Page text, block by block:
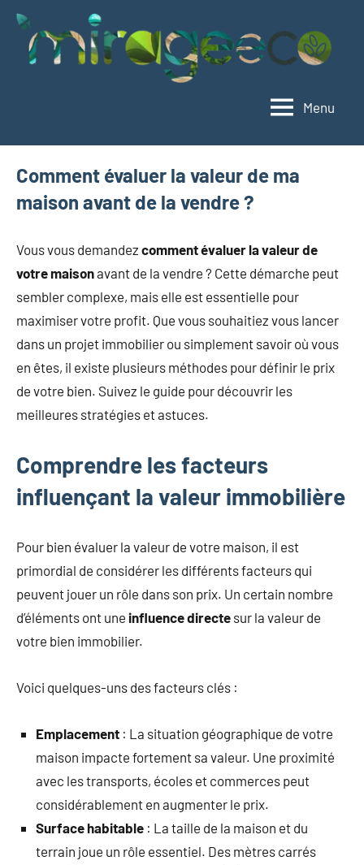
Aller
contenu
mieux
Menu
Comment évaluer la valeur de ma
maison avant de la vendre ?
Vous vous demandez comment évaluer la valeur de
votre maisonavant de la vendre ? Cette démarche peut
sembler complexe, mais elle est essentielle pour
maximiser votre profit. Que vous souhaitiez vous lancer
dans un projet immobilier ou simplement savoir où vous
en êtes, il existe plusieurs méthodes pour définir le prix
de votre bien. Suivez le guide pour découvrir les
meilleures stratégies et astuces.
Comprendre les facteurs
influençant la valeur immobilière
Pour bien évaluer la valeur de votre maison, il est
primordial de considérer les différents facteurs qui
peuvent jouer un rôle dans son prix. Un certain nombre
d’éléments ont une influence directe sur la valeur de
votre bien immobilier.
Voici quelques-uns des facteurs clés :
Emplacement : La situation géographique de votre
maison impacte fortement sa valeur. Une proximité
avec les transports, écoles et commerces peut
considérablement en augmenter le prix.
Surface habitable : La taille de la maison et du
terrain joue un rôle essentiel. Des mètres carrés